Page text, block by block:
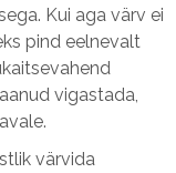
Kui aga värv ei
pind eelnevalt
vigastada,
värvida